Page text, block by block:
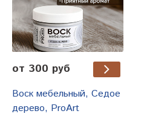
от 300 руб
Воск мебельный, Седое
дерево, ProArt